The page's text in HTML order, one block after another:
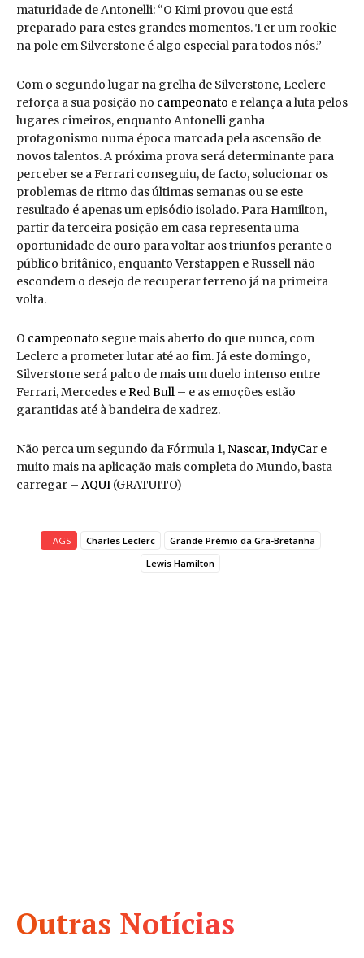
Outras Notícias
maturidade de Antonelli: “O Kimi provou que está
preparado para estes grandes momentos. Ter um rookie
na pole em Silverstone é algo especial para todos nós.”
Com o segundo lugar na grelha de Silverstone, Leclerc
reforça a sua posição no campeonato e relança a luta pelos
lugares cimeiros, enquanto Antonelli ganha
protagonismo numa época marcada pela ascensão de
novos talentos. A próxima prova será determinante para
perceber se a Ferrari conseguiu, de facto, solucionar os
problemas de ritmo das últimas semanas ou se este
resultado é apenas um episódio isolado. Para Hamilton,
partir da terceira posição em casa representa uma
oportunidade de ouro para voltar aos triunfos perante o
público britânico, enquanto Verstappen e Russell não
escondem o desejo de recuperar terreno já na primeira
volta.
O campeonato segue mais aberto do que nunca, com
Leclerc a prometer lutar até ao fim. Já este domingo,
Silverstone será palco de mais um duelo intenso entre
Ferrari, Mercedes eRed Bull – e as emoções estão
garantidas até à bandeira de xadrez.
Não perca um segundo da Fórmula 1, Nascar,IndyCar e
muito mais na aplicação mais completa do Mundo, basta
carregar – AQUI (GRATUITO)
TAGS Charles Leclerc
Grande Prémio da Grã-Bretanha
Lewis Hamilton